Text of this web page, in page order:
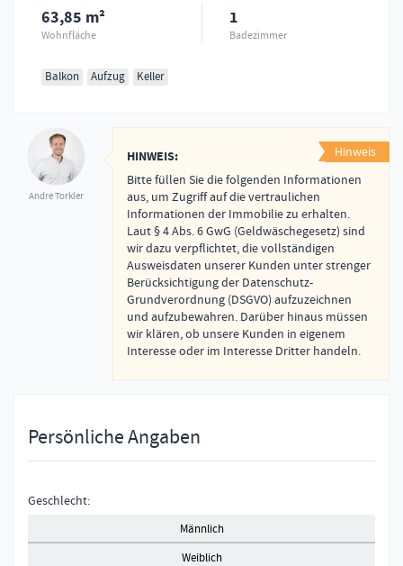
Hinweis
HINWEIS:
Bitte füllen Sie die folgenden Informationen
aus, um Zugriff auf die vertraulichen
Informationen der Immobilie zu erhalten.
Laut § 4 Abs. 6 GwG (Geldwäschegesetz) sind
wir dazu verpflichtet, die vollständigen
Ausweisdaten unserer Kunden unter strenger
Berücksichtigung der Datenschutz-
Grundverordnung (DSGVO) aufzuzeichnen
und aufzubewahren. Darüber hinaus müssen
wir klären, ob unsere Kunden in eigenem
Interesse oder im Interesse Dritter handeln.
Andre Torkler
Persönliche Angaben
Geschlecht
Männlich
Weiblich
63,85 m²
Wohnfläche
1
Badezimmer
Balkon Aufzug Keller